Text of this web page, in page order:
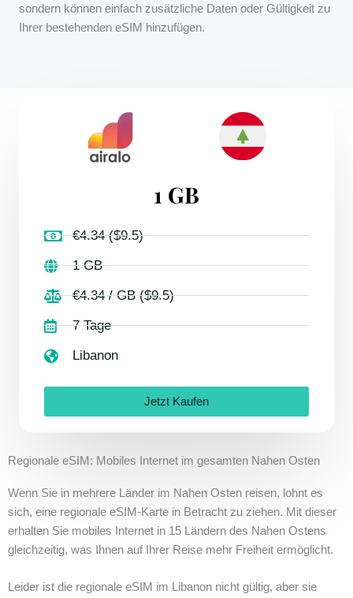
sondern können einfach zusätzliche Daten oder Gültigkeit zu
Ihrer bestehenden eSIM hinzufügen.
1 GB
€4.34 ($9.5)
1 GB
€4.34 / GB ($9.5)
7 Tage
Libanon
Jetzt Kaufen
Regionale eSIM: Mobiles Internet im gesamten Nahen Osten
Wenn Sie in mehrere Länder im Nahen Osten reisen, lohnt es
sich, eine regionale eSIM-Karte in Betracht zu ziehen. Mit dieser
erhalten Sie mobiles Internet in 15 Ländern des Nahen Ostens
gleichzeitig, was Ihnen auf Ihrer Reise mehr Freiheit ermöglicht.
Leider ist die regionale eSIM im Libanon nicht gültig, aber sie